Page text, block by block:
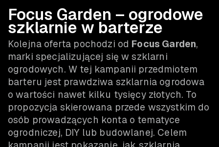
Focus Garden – ogrodowe
szklarnie w barterze
Kolejna oferta pochodzi od Focus Garden,
marki specjalizującej się w szklarni
ogrodowych. W tej kampanii przedmiotem
barteru jest prawdziwa szklarnia ogrodowa
o wartości nawet kilku tysięcy złotych. To
propozycja skierowana przede wszystkim do
osób prowadzących konta o tematyce
ogrodniczej, DIY lub budowlanej. Celem